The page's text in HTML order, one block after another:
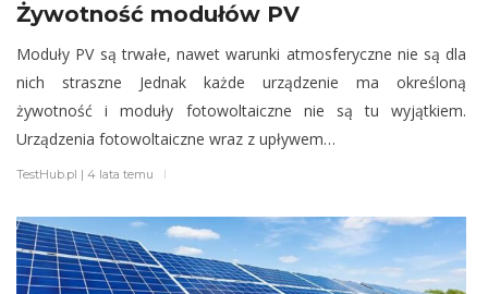
Żywotność modułów PV
Moduły PV są trwałe, nawet warunki atmosferyczne nie są dla
nich straszne Jednak każde urządzenie ma określoną
żywotność i moduły fotowoltaiczne nie są tu wyjątkiem.
Urządzenia fotowoltaiczne wraz z upływem…
TestHub.pl | 4 lata temu